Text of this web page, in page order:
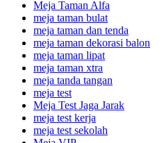
Meja Taman Alfa
meja taman bulat
meja taman dan tenda
meja taman dekorasi balon
meja taman lipat
meja taman xtra
meja tanda tangan
meja test
Meja Test Jaga Jarak
meja test kerja
meja test sekolah